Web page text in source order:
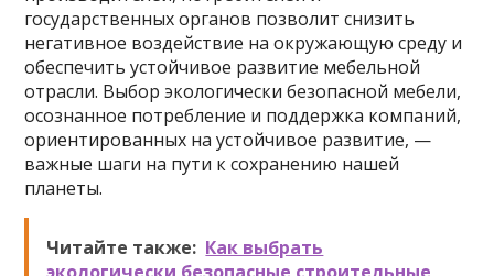
государственных органов позволит снизить
негативное воздействие на окружающую среду и
обеспечить устойчивое развитие мебельной
отрасли. Выбор экологически безопасной мебели,
осознанное потребление и поддержка компаний,
ориентированных на устойчивое развитие, —
важные шаги на пути к сохранению нашей
планеты.
Читайте также: Как выбрать
экологически безопасные строительные